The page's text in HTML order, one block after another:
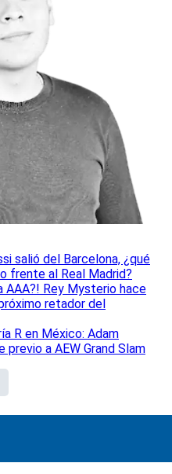
salió del Barcelona, ¿qué
frente al Real Madrid?
AAA?! Rey Mysterio hace
retador del
R en México: Adam
previo a AEW Grand Slam